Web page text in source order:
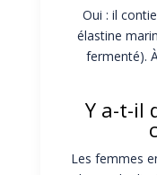
Oui : il
élastine
fermenté).
Y a-t-il
Les femmes